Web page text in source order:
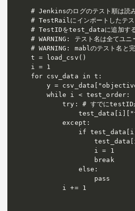
# Jenkinsのログのテスト順は読
# TestRailにインポートしたテ
# TestIDをtest_dataに追加する
# WARNING: テスト名は全てユニ
# WARNING: mablのテスト名と完
t = load_csv()
i = 1
for csv_data in t:
y =
    while i < test_order:
try: # すでにtestIDが
        except:
if
                i = 1
                break
            else:
                pass
        i += 1